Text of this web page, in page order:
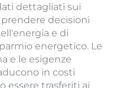
dettagliati sui
decisioni
e di
energetico. Le
e le esigenze
in costi
essere trasferiti ai